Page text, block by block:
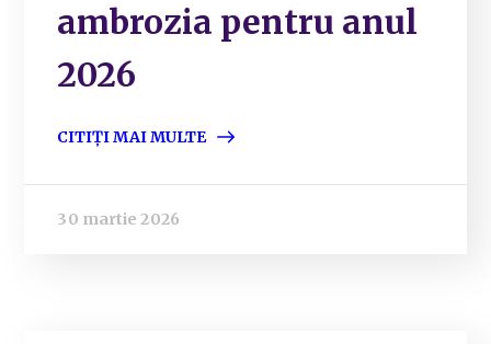
ambrozia pentru anul
2026
CITIȚI MAI MULTE
30 martie 2026